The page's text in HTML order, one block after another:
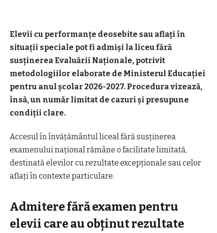
Elevii cu performanțe deosebite sau aflați în
situații speciale pot fi admiși la liceu fără
susținerea Evaluării Naționale, potrivit
metodologiilor elaborate de Ministerul Educației
pentru anul școlar 2026-2027. Procedura vizează,
însă, un număr limitat de cazuri și presupune
condiții clare.
Accesul în învățământul liceal fără susținerea
examenului național rămâne o facilitate limitată,
destinată elevilor cu rezultate excepționale sau celor
aflați în contexte particulare.
Admitere fără examen pentru
elevii care au obținut rezultate